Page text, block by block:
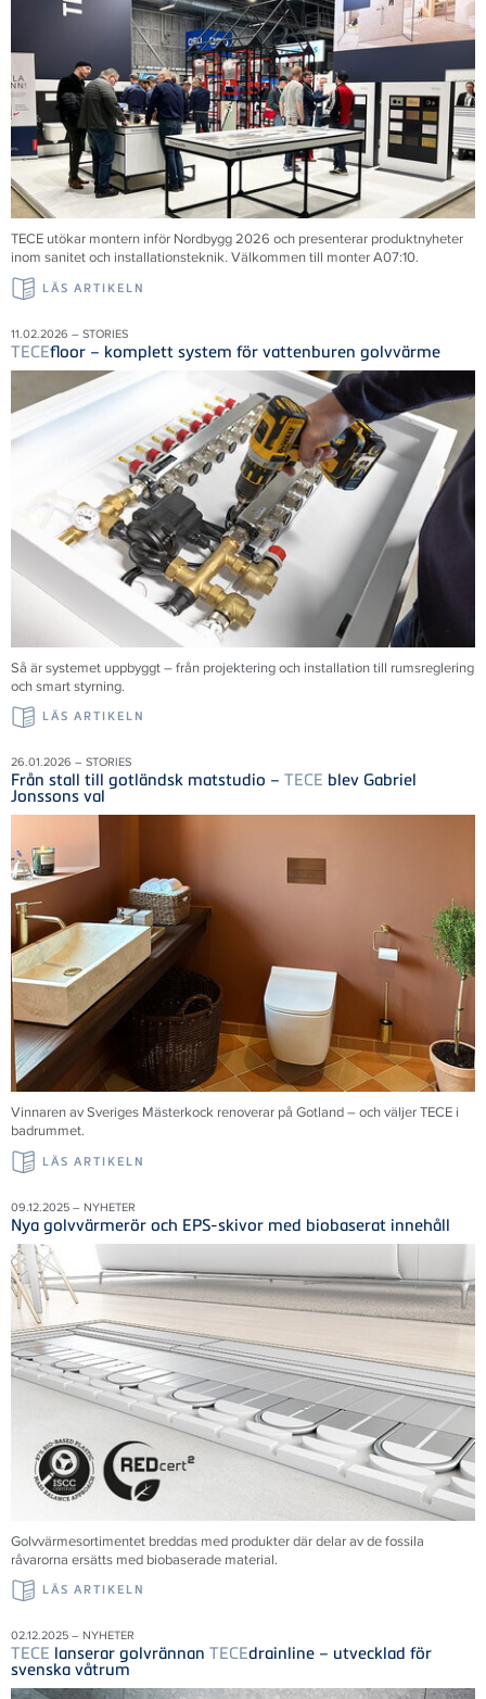
TECE utökar montern inför Nordbygg 2026 och presenterar produktnyheter
inom sanitet och installationsteknik. Välkommen till monter A07:10.
LÄS ARTIKELN
11.02.2026 – STORIES
TECEfloor – komplett system för vattenburen golvvärme
Så är systemet uppbyggt – från projektering och installation till rumsreglering
och smart styrning.
LÄS ARTIKELN
26.01.2026 – STORIES
Från stall till gotländsk matstudio – TECE blev Gabriel
Jonssons val
Vinnaren av Sveriges Mästerkock renoverar på Gotland – och väljer TECE i
badrummet.
LÄS ARTIKELN
09.12.2025 – NYHETER
Nya golvvärmerör och EPS-skivor med biobaserat innehåll
Golvvärmesortimentet breddas med produkter där delar av de fossila
råvarorna ersätts med biobaserade material.
LÄS ARTIKELN
02.12.2025 – NYHETER
TECE lanserar golvrännan TECEdrainline – utvecklad för
svenska våtrum